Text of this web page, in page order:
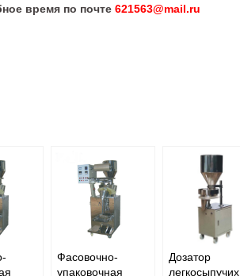
время по почте 621563@mail.ru
Фасовочно-
упаковочная
Дозатор
легкосыпучих